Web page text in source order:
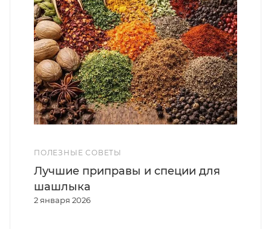
ПОЛЕЗНЫЕ СОВЕТЫ
2 января 2026
Лучшие приправы и специи для
шашлыка